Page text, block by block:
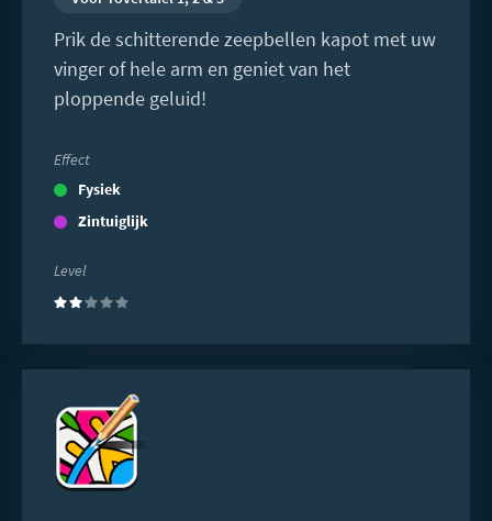
Prik de schitterende zeepbellen kapot met uw
vinger of hele arm en geniet van het
ploppende geluid!
Effect
Fysiek
Zintuiglijk
Level
(2)
meer